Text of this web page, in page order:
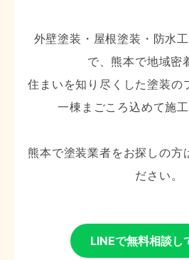
外壁塗装・屋根塗装・防水
で、熊本で地域密
住まいを知り尽くした塗装の
一棟まごころ込めて施工
熊本で塗装業者をお探しの方
ださい。
LINEで無料相談し